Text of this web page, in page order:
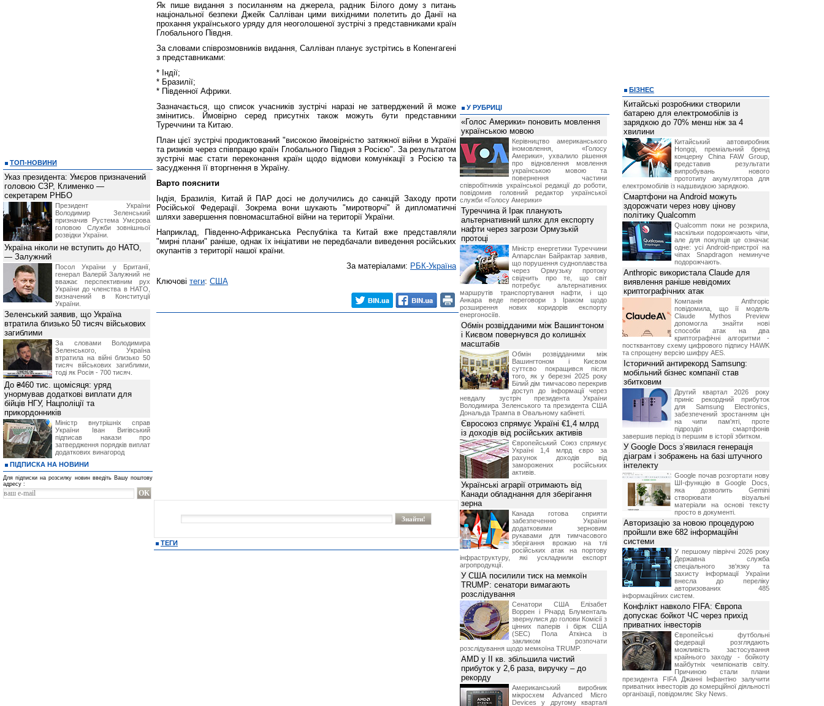
Як пише видання з посиланням на джерела, радник Білого дому з питань
національної безпеки Джейк Салліван цими вихідними полетить до Данії на
прохання українського уряду для неоголошеної зустрічі з представниками країн
Глобального Півдня.
За словами співрозмовників видання, Салліван планує зустрітись в Копенгагені
з представниками:
* Індії;
* Бразилії;
* Південної Африки.
Зазначається, що список учасників зустрічі наразі не затверджений й може
змінитись. Ймовірно серед присутніх також можуть бути представники
Туреччини та Китаю.
План цієї зустрічі продиктований "високою ймовірністю затяжної війни в Україні
та ризиків через співпрацю країн Глобального Півдня з Росією". За результатом
зустрічі має стати переконання країн щодо відмови комунікації з Росією та
засудження її вторгнення в Україну.
Варто пояснити
Індія, Бразилія, Китай й ПАР досі не долучились до санкцій Заходу проти
Російської Федерації. Зокрема вони шукають "миротворчі" й дипломатичні
шляхи завершення повномасштабної війни на території України.
Наприклад, Південно-Африканська Республіка та Китай вже представляли
"мирні плани" раніше, однак їх ініціативи не передбачали виведення російських
окупантів з території нашої країни.
За матеріалами: РБК-Україна
Ключові теги: США
ТЕГИ
ТОП-НОВИНИ
Указ президента: Умєров призначений
головою СЗР, Клименко —
секретарем РНБО
Президент України
Володимир Зеленський
призначив Pустема Умєрова
головою Служби зовнішньої
розвідки України.
Україна ніколи не вступить до НАТО,
— Залужний
Посол України у Британії,
генерал Валерій Залужний не
вважає перспективним рух
України до членства в НАТО,
визначений в Конституції
України.
Зеленський заявив, що Україна
втратила близько 50 тисяч військових
загиблими
За словами Володимира
Зеленського, Україна
втратила на війні близько 50
тисяч військових загиблими,
тоді як Росія - 700 тисяч.
До ₴460 тис. щомісяця: уряд
унормував додаткові виплати для
бійців НГУ, Нацполіції та
прикордонників
Міністр внутрішніх справ
України Іван Вигівський
підписав накази про
затвердження порядків виплат
додаткових винагород
ПІДПИСКА НА НОВИНИ
Для підписки на розсилку новин введіть Вашу поштову
адресу :
У РУБРИЦІ
«Голос Америки» поновить мовлення
українською мовою
Керівництво американського
іномовлення, «Голосу
Америки», ухвалило рішення
про відновлення мовлення
українською мовою та
повернення частини
співробітників української редакції до роботи,
повідомив головний редактор української
служби «Голосу Америки»
Туреччина й Ірак планують
альтернативний шлях для експорту
нафти через загрози Ормузькій
протоці
Міністр енергетики Туреччини
Алпарслан Байрактар заявив,
що порушення судноплавства
через Ормузьку протоку
свідчить про те, що світ
потребує альтернативних
маршрутів транспортування нафти, і що
Анкара веде переговори з Іраком щодо
розширення нових коридорів експорту
енергоносіїв.
Обмін розвідданими між Вашингтоном
і Києвом повернувся до колишніх
масштабів
Обмін розвідданими між
Вашингтоном і Києвом
суттєво покращився після
того, як у березні 2025 року
Білий дім тимчасово перекрив
доступ до інформації через
невдалу зустріч президента України
Володимира Зеленського та президента США
Дональда Трампа в Овальному кабінеті.
Євросоюз спрямує Україні €1,4 млрд
із доходів від російських активів
Європейський Союз спрямує
Україні 1,4 млрд євро за
рахунок доходів від
заморожених російських
активів.
Українські аграрії отримають від
Канади обладнання для зберігання
зерна
Канада готова сприяти
забезпеченню України
додатковими зерновим
рукавами для тимчасового
зберігання врожаю на тлі
російських атак на портову
інфраструктуру, які ускладнили експорт
агропродукції.
У США посилили тиск на мемкоїн
TRUMP: сенатори вимагають
розслідування
Сенатори США Елізабет
Воррен і Річард Блументаль
звернулися до голови Комісії з
цінних паперів і бірж США
(SEC) Пола Аткінса із
закликом розпочати
розслідування щодо мемкоїна TRUMP.
AMD у II кв. збільшила чистий
прибуток у 2,6 раза, виручку – до
рекорду
Американський виробник
мікросхем Advanced Micro
Devices у другому кварталі
БІЗНЕС
Китайські розробники створили
батарею для електромобілів із
зарядкою до 70% менш ніж за 4
хвилини
Китайський автовиробник
Hongqi, преміальний бренд
концерну China FAW Group,
представив результати
випробувань нового
прототипу акумулятора для
електромобілів із надшвидкою зарядкою.
Смартфони на Android можуть
здорожчати через нову цінову
політику Qualcomm
Qualcomm поки не розкрила,
наскільки подорожчають чіпи,
але для покупців це означає
одне: усі Android-пристрої на
чіпах Snapdragon неминуче
подорожчають.
Anthropic використала Claude для
виявлення раніше невідомих
криптографічних атак
Компанія Anthropic
повідомила, що її модель
Claude Mythos Preview
допомогла знайти нові
способи атак на два
криптографічні алгоритми -
постквантову схему цифрового підпису HAWK
та спрощену версію шифру AES.
Історичний антирекорд Samsung:
мобільний бізнес компанії став
збитковим
Другий квартал 2026 року
приніс рекордний прибуток
для Samsung Electronics,
забезпечений зростанням цін
на чипи пам'яті, проте
підрозділ смартфонів
завершив період із першим в історії збитком.
У Google Docs з’явилася генерація
діаграм і зображень на базі штучного
інтелекту
Google почав розгортати нову
ШІ-функцію в Google Docs,
яка дозволить Gemini
створювати візуальні
матеріали на основі тексту
просто в документі.
Авторизацію за новою процедурою
пройшли вже 682 інформаційні
системи
У першому півріччі 2026 року
Державна служба
спеціального зв'язку та
захисту інформації України
внесла до переліку
авторизованих 485
інформаційних систем.
Конфлікт навколо FIFA: Європа
допускає бойкот ЧС через прихід
приватних інвесторів
Європейські футбольні
федерації розглядають
можливість застосування
крайнього заходу - бойкоту
майбутніх чемпіонатів світу.
Причиною стали плани
президента FIFA Джанні Інфантіно залучити
приватних інвесторів до комерційної діяльності
організації, повідомляє Sky News.